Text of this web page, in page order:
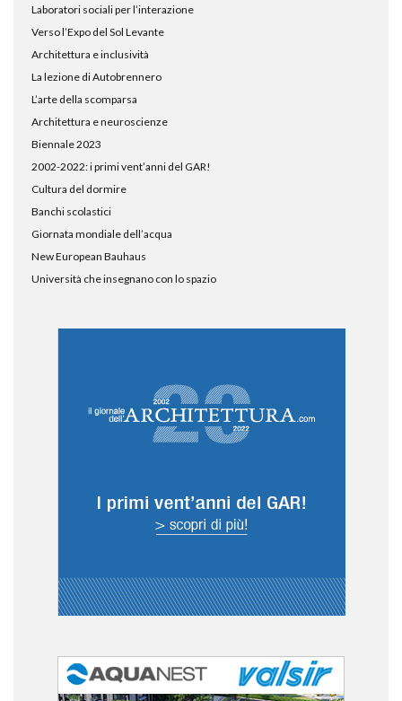
Laboratori sociali per l’interazione
Verso l’Expo del Sol Levante
Architettura e inclusività
La lezione di Autobrennero
L’arte della scomparsa
Architettura e neuroscienze
Biennale 2023
2002-2022: i primi vent’anni del GAR!
Cultura del dormire
Banchi scolastici
Giornata mondiale dell’acqua
New European Bauhaus
Università che insegnano con lo spazio